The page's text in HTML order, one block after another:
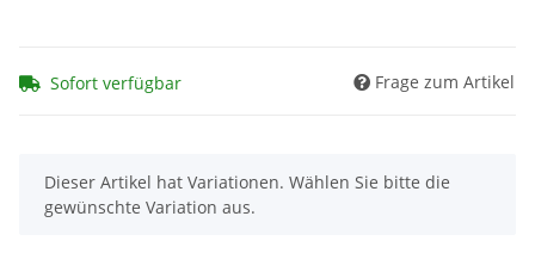
Sofort verfügbar Frage zum Artikel
x
Dieser Artikel hat Variationen. Wählen Sie bitte die
gewünschte Variation aus.